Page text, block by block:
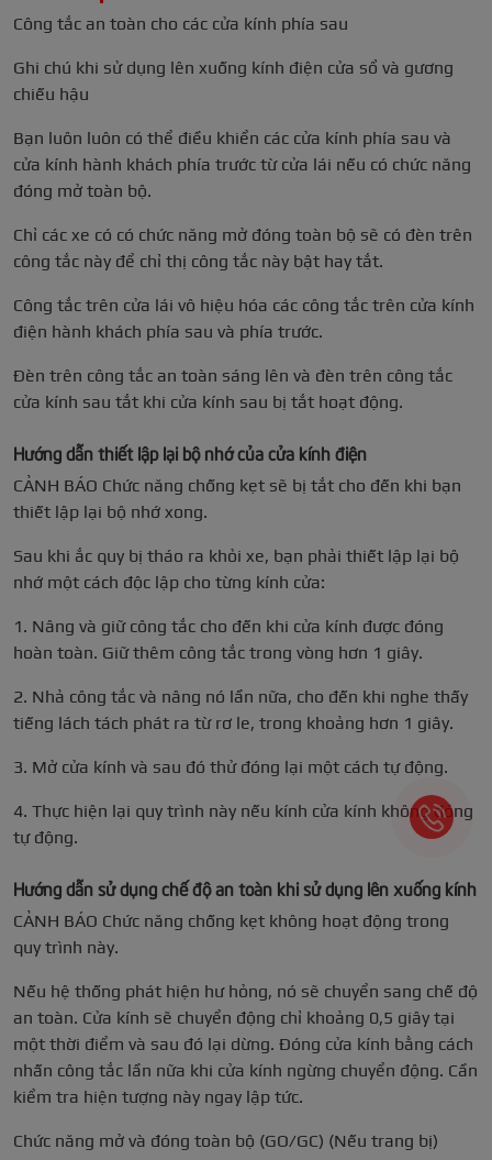
Công tắc an toàn cho các cửa kính phía sau
Ghi chú khi sử dụng lên xuống kính điện cửa sổ và gương
chiếu hậu
Bạn luôn luôn có thể điều khiển các cửa kính phía sau và
cửa kính hành khách phía trước từ cửa lái nếu có chức năng
đóng mở toàn bộ.
Chỉ các xe có có chức năng mở đóng toàn bộ sẽ có đèn trên
công tắc này để chỉ thị công tắc này bật hay tắt.
Công tắc trên cửa lái vô hiệu hóa các công tắc trên cửa kính
điện hành khách phía sau và phía trước.
Đèn trên công tắc an toàn sáng lên và đèn trên công tắc
cửa kính sau tắt khi cửa kính sau bị tắt hoạt động.
Hướng dẫn thiết lập lại bộ nhớ của cửa kính điện
CẢNH BÁO Chức năng chống kẹt sẽ bị tắt cho đến khi bạn
thiết lập lại bộ nhớ xong.
Sau khi ắc quy bị tháo ra khỏi xe, bạn phải thiết lập lại bộ
nhớ một cách độc lập cho từng kính cửa:
1. Nâng và giữ công tắc cho đến khi cửa kính được đóng
hoàn toàn. Giữ thêm công tắc trong vòng hơn 1 giây.
2. Nhả công tắc và nâng nó lần nữa, cho đến khi nghe thấy
tiếng lách tách phát ra từ rơ le, trong khoảng hơn 1 giây.
3. Mở cửa kính và sau đó thử đóng lại một cách tự động.
4. Thực hiện lại quy trình này nếu kính cửa kính không đóng
tự động.
Hướng dẫn sử dụng chế độ an toàn khi sử dụng lên xuống kính
CẢNH BÁO Chức năng chống kẹt không hoạt động trong
quy trình này.
Nếu hệ thống phát hiện hư hỏng, nó sẽ chuyển sang chế độ
an toàn. Cửa kính sẽ chuyển động chỉ khoảng 0,5 giây tại
một thời điểm và sau đó lại dừng. Đóng cửa kính bằng cách
nhấn công tắc lần nữa khi cửa kính ngừng chuyển động. Cần
kiểm tra hiện tượng này ngay lập tức.
Chức năng mở và đóng toàn bộ (GO/GC) (Nếu trang bị)